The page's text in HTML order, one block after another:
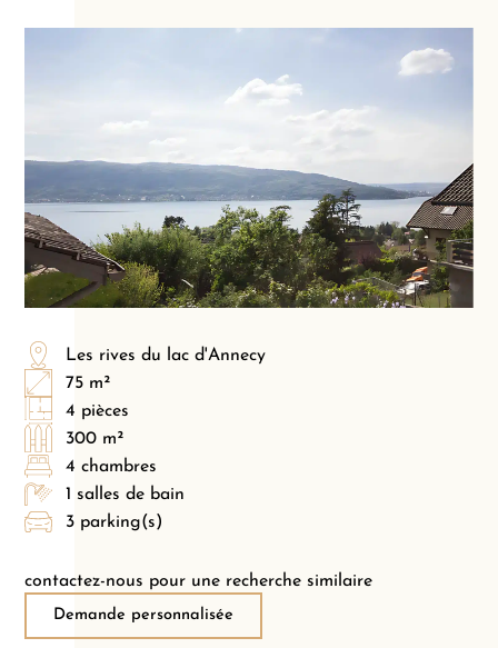
Les rives du lac d'Annecy
75 m²
4 pièces
300 m²
4 chambres
1 salles de bain
3 parking(s)
contactez-nous pour une recherche similaire
Demande personnalisée